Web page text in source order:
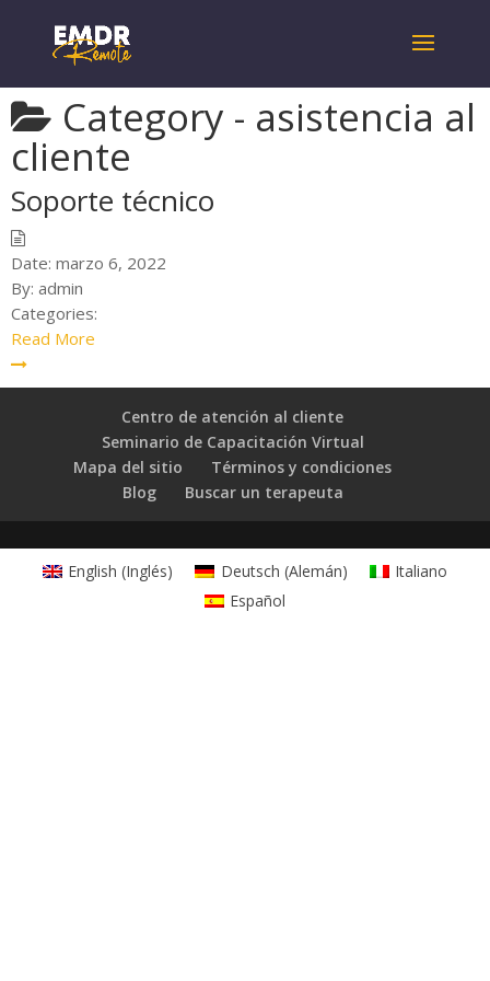
Category - asistencia al
cliente
Soporte técnico
Date: marzo 6, 2022
By: admin
Categories:
Read More
Centro de atención al cliente
Seminario de Capacitación Virtual
Mapa del sitio
Términos y condiciones
Blog
Buscar un terapeuta
English (Inglés) Deutsch (Alemán)
Italiano
Español